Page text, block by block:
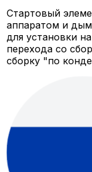
Стартовый
аппаратом и
для установки
перехода со
сборку "по